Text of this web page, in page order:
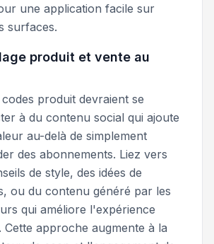
une application facile sur
surfaces.
produit et vente au
codes produit devraient se
à du contenu social qui ajoute
au-delà de simplement
des abonnements. Liez vers
de style, des idées de
ou du contenu généré par les
qui améliore l'expérience
Cette approche augmente à la